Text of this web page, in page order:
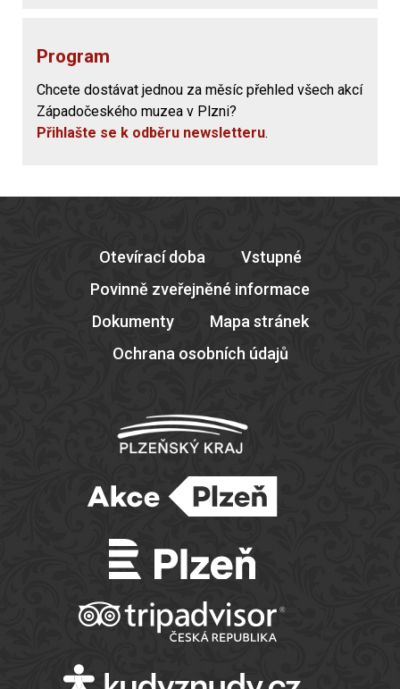
Program
Chcete dostávat jednou za měsíc přehled všech akcí
Západočeského muzea v Plzni?
Přihlašte se k odběru newsletteru.
Otevírací doba
Vstupné
Povinně zveřejněné informace
Dokumenty
Mapa stránek
Ochrana osobních údajů